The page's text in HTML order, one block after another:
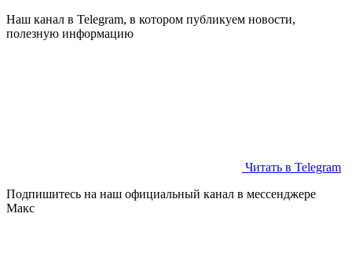
Наш канал в Telegram, в котором публикуем новости,
полезную информацию
Читать в Telegram
Подпишитесь на наш официальный канал в мессенджере
Макс